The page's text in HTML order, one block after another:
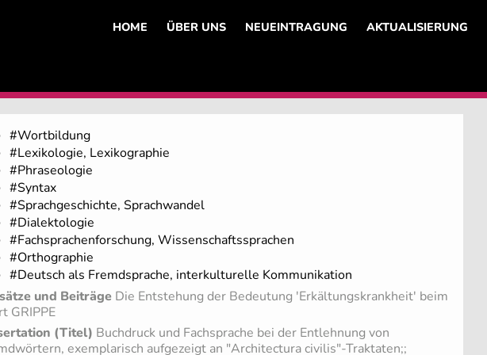
HOME ÜBER UNS NEUEINTRAGUNG AKTUALISIERUNG
#Wortbildung
#Lexikologie, Lexikographie
#Phraseologie
#Syntax
#Sprachgeschichte, Sprachwandel
#Dialektologie
#Fachsprachenforschung, Wissenschaftssprachen
#Orthographie
#Deutsch als Fremdsprache, interkulturelle Kommunikation
und Beiträge Die Entstehung der Bedeutung 'Erkältungskrankheit' beim
GRIPPE
(Titel) Buchdruck und Fachsprache bei der Entlehnung von
exemplarisch aufgezeigt an "Architectura civilis"-Traktaten;;